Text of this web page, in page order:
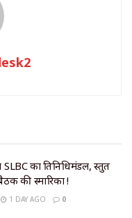
का प्रतिनिधिमंडल, प्रस्तुत
की स्मारिका !
1 DAY AGO 0